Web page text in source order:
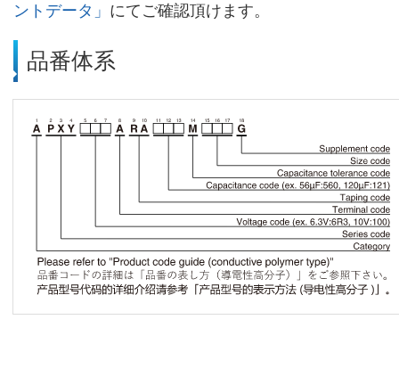
ントデータ」 にてご確認頂けます。
品番体系